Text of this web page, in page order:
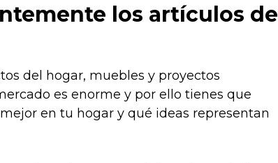
los artículos de
del hogar, muebles y proyectos
es enorme y por ello tienes que
en tu hogar y qué ideas representan